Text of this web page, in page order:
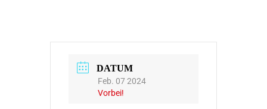
DATUM
Feb. 07 2024
Vorbei!